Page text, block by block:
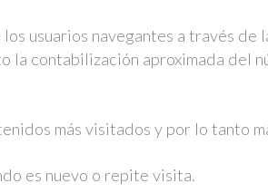
usuarios navegantes a través de
la contabilización aproximada del
más visitados y por lo tanto
es nuevo o repite visita.